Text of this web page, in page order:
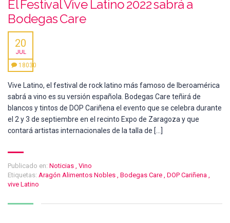
El Festival Vive Latino 2022 sabrá a
Bodegas Care
20
JUL
18030
Vive Latino, el festival de rock latino más famoso de Iberoamérica
sabrá a vino es su versión española. Bodegas Care teñirá de
blancos y tintos de DOP Cariñena el evento que se celebra durante
el 2 y 3 de septiembre en el recinto Expo de Zaragoza y que
contará artistas internacionales de la talla de […]
Publicado en: Noticias , Vino
Etiquetas: Aragón Alimentos Nobles , Bodegas Care , DOP Cariñena ,
vive Latino